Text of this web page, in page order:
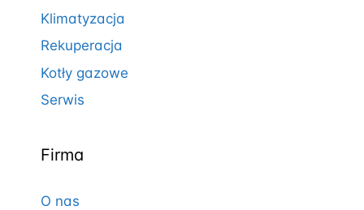
Klimatyzacja
Rekuperacja
Kotły gazowe
Serwis
Firma
O nas